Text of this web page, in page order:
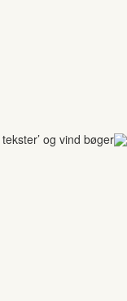
og vind bøger